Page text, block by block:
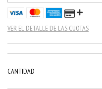
VER EL DETALLE DE LAS CUOTAS
CANTIDAD